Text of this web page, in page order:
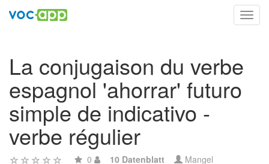
La conjugaison du verbe
espagnol 'ahorrar' futuro
simple de indicativo -
verbe régulier
0 10 Datenblatt Mangel